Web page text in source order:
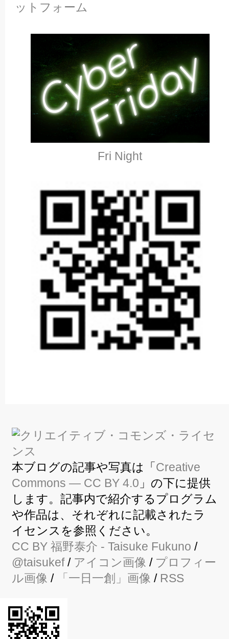
ットフォーム
Fri Night
本ブログの記事や写真は「 Creative
Commons — CC BY 4.0 」の下に提供
します。記事内で紹介するプログラム
や作品は、それぞれに記載されたラ
イセンスを参照ください。
CC BY 福野泰介 - Taisuke Fukuno /
@taisukef/ アイコン画像 / プロフィー
ル画像 / 「一日一創」画像 / RSS